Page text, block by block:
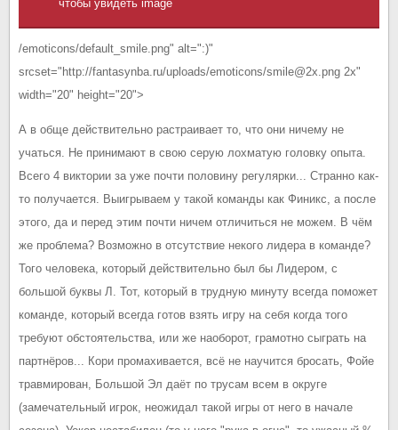
чтобы увидеть image
/emoticons/default_smile.png" alt=":)"
srcset="http://fantasynba.ru/uploads/emoticons/smile@2x.png 2x"
width="20" height="20">
А в обще действительно растраивает то, что они ничему не
учаться. Не принимают в свою серую лохматую головку опыта.
Всего 4 виктории за уже почти половину регулярки... Странно как-
то получается. Выигрываем у такой команды как Финикс, а после
этого, да и перед этим почти ничем отличиться не можем. В чём
же проблема? Возможно в отсутствие некого лидера в команде?
Того человека, который действительно был бы Лидером, с
большой буквы Л. Тот, который в трудную минуту всегда поможет
команде, который всегда готов взять игру на себя когда того
требуют обстоятельства, или же наоборот, грамотно сыграть на
партнёров... Кори промахивается, всё не научится бросать, Фойе
травмирован, Большой Эл даёт по трусам всем в округе
(замечательный игрок, неожидал такой игры от него в начале